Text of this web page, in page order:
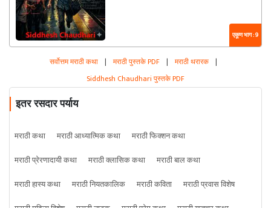
एकूण भाग : 9
सर्वोत्तम मराठी कथा | मराठी पुस्तके PDF | मराठी थरारक |
Siddhesh Chaudhari पुस्तके PDF
इतर रसदार पर्याय
मराठी कथा मराठी आध्यात्मिक कथा
मराठी फिक्शन कथा
मराठी प्रेरणादायी कथा
मराठी क्लासिक कथा
मराठी बाल कथा
मराठी हास्य कथा
मराठी नियतकालिक मराठी कविता
मराठी प्रवास विशेष